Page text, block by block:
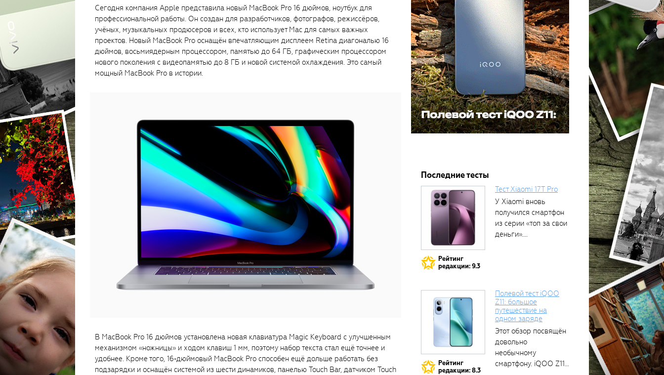
Сегодня компания Apple представила новый MacBook Pro 16 дюймов, ноутбук для
профессиональной работы. Он создан для разработчиков, фотографов, режиссёров,
учёных, музыкальных продюсеров и всех, кто использует Mac для самых важных
проектов. Новый MacBook Pro оснащён впечатляющим дисплеем Retina диагональю 16
дюймов, восьмиядерным процессором, памятью до 64 ГБ, графическим процессором
нового поколения с видеопамятью до 8 ГБ и новой системой охлаждения. Это самый
мощный MacBook Pro в истории.
В MacBook Pro 16 дюймов установлена новая клавиатура Magic Keyboard с улучшенным
механизмом «ножницы» и ходом клавиш 1 мм, поэтому набор текста стал ещё точнее и
удобнее. Кроме того, 16‑дюймовый MacBook Pro способен ещё дольше работать без
подзарядки и оснащён системой из шести динамиков, панелью Touch Bar, датчиком Touch
Последние тесты
Рейтинг
редакции: 9.3
Тест Xiaomi 17T Pro
У Xiaomi вновь
получился смартфон
из серии «топ за свои
деньги»....
Рейтинг
редакции: 8.3
Полевой тест iQOO
Z11: большое
путешествие на
одном заряде
Этот обзор посвящён
довольно
необычному
смартфону. iQOO Z11